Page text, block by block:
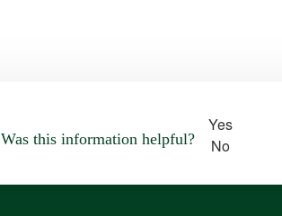
Was this information helpful?
Yes
No